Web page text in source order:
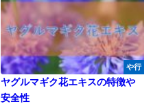
や行
ヤグルマギク花エキスの特徴や
安全性